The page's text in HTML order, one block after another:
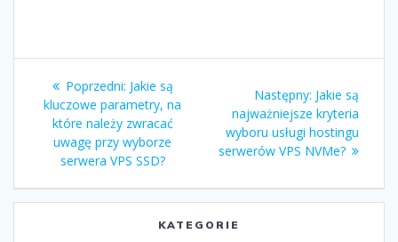
Nawigacja
wpisu
Poprzedni: Poprzedni
wpis:
Jakie są
kluczowe parametry, na
które należy zwracać
uwagę przy wyborze
serwera VPS SSD?
Następny: Następny
wpis:
Jakie są
najważniejsze kryteria
wyboru usługi hostingu
serwerów VPS NVMe?
KATEGORIE